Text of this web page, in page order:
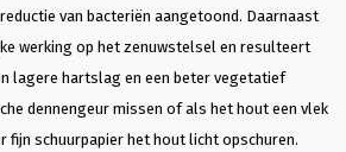
van bacteriën aangetoond. Daarnaast
werking op het zenuwstelsel en resulteert
lagere hartslag en een beter vegetatief
dennengeur missen of als het hout een vlek
fijn schuurpapier het hout licht opschuren.